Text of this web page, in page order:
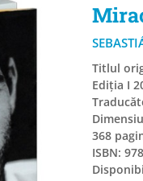
Titlul
Ediția I
368
ISBN: